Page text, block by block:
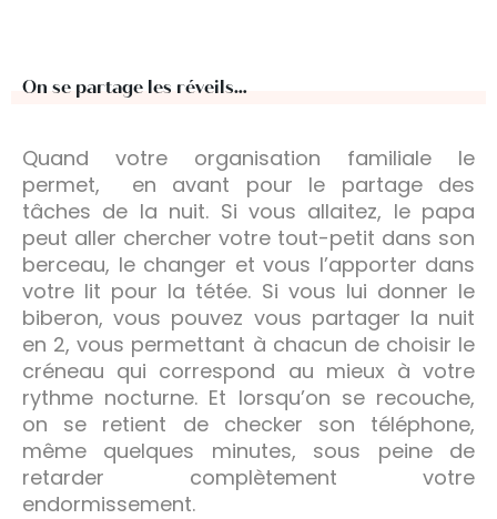
On se partage les réveils…
Quand votre organisation familiale le
permet, en avant pour le partage des
tâches de la nuit. Si vous allaitez, le papa
peut aller chercher votre tout-petit dans son
berceau, le changer et vous l’apporter dans
votre lit pour la tétée. Si vous lui donner le
biberon, vous pouvez vous partager la nuit
en 2, vous permettant à chacun de choisir le
créneau qui correspond au mieux à votre
rythme nocturne. Et lorsqu’on se recouche,
on se retient de checker son téléphone,
même quelques minutes, sous peine de
retarder complètement votre
endormissement.